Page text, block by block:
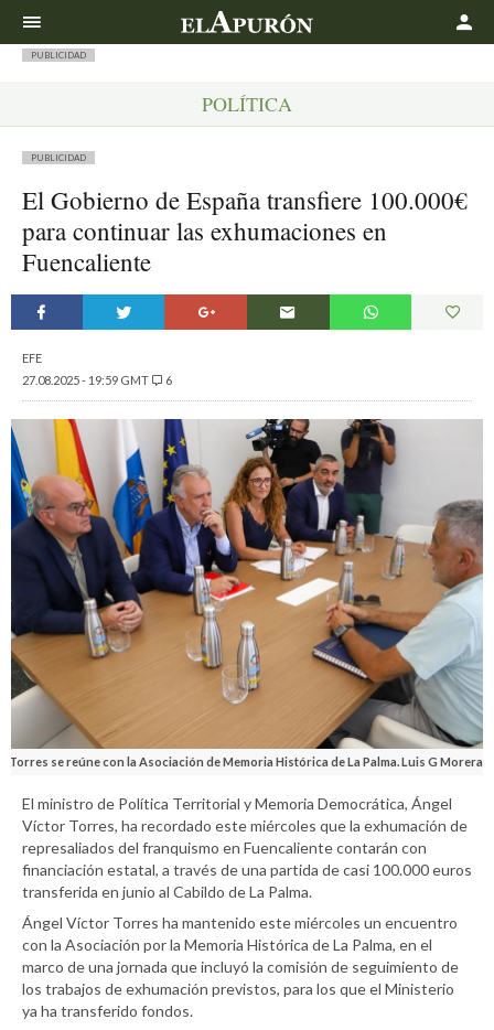
PUBLICIDAD
POLÍTICA
PUBLICIDAD
El Gobierno de España transfiere 100.000€
para continuar las exhumaciones en
Fuencaliente
EFE
27.08.2025 - 19:59 GMT
6
Torres se reúne con la Asociación de Memoria Histórica de La Palma. Luis G Morera.
El ministro de Política Territorial y Memoria Democrática, Ángel
Víctor Torres, ha recordado este miércoles que la exhumación de
represaliados del franquismo en Fuencaliente contarán con
financiación estatal, a través de una partida de casi 100.000 euros
transferida en junio al Cabildo de La Palma.
Ángel Víctor Torres ha mantenido este miércoles un encuentro
con la Asociación por la Memoria Histórica de La Palma, en el
marco de una jornada que incluyó la comisión de seguimiento de
los trabajos de exhumación previstos, para los que el Ministerio
ya ha transferido fondos.